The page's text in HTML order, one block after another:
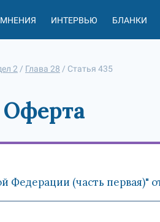
МНЕНИЯ ИНТЕРВЬЮ БЛАНКИ
2 / Глава 28 / Статья 435
Федерации (часть первая)"